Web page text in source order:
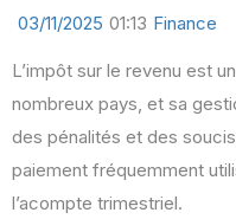
03/11/2025 01:13 Finance
L’impôt sur le revenu est
nombreux pays, et sa
des pénalités et des
paiement fréquemment
l’acompte trimestriel.